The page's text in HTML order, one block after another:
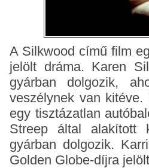
A Silkwood című film
jelölt dráma. Karen
gyárban dolgozik,
veszélynek van
egy tisztázatlan
Streep által alakított
gyárban dolgozik.
Golden Globe-díjra